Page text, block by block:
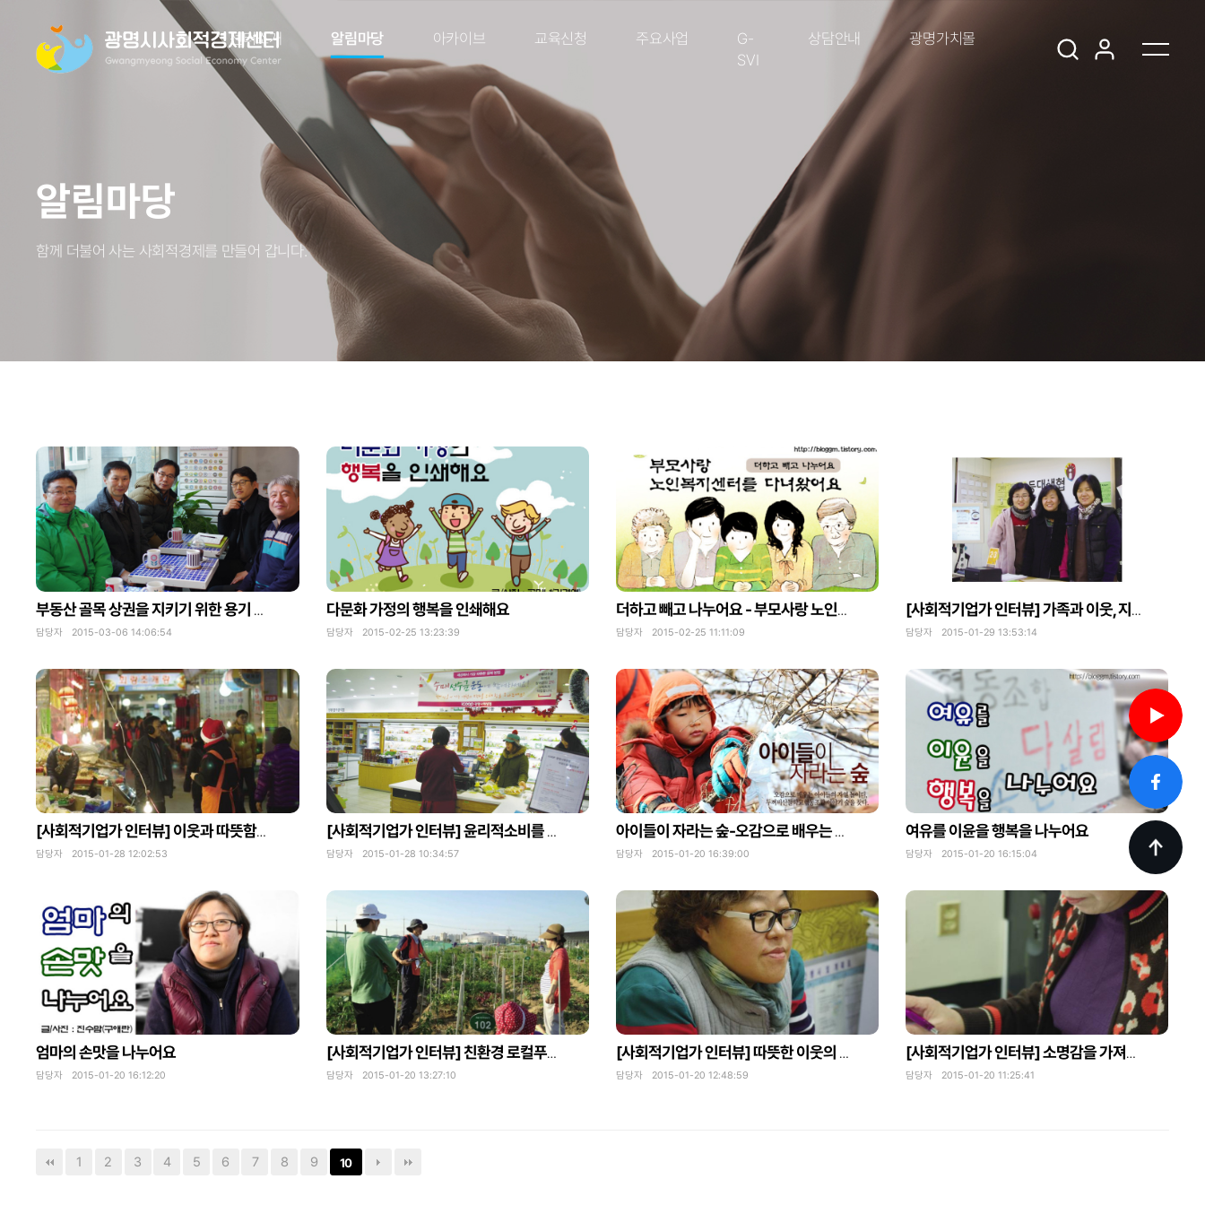
센터소개 알림마당 아카이브 교육신청 주요사업
G-
SVI
상담안내 광명가치몰
알림마당
함께 더불어 사는 사회적경제를 만들어 갑니다.
부동산 골목 상권을 지키기 위한 용기 있는 첫걸음, 온나라협동조합
담당자 2015-03-06 14:06:54
다문화 가정의 행복을 인쇄해요
담당자 2015-02-25 13:23:39
더하고 빼고 나누어요 - 부모사랑 노인복지센터를 다녀왔어요
담당자 2015-02-25 11:11:09
[사회적기업가 인터뷰] 가족과 이웃, 지역을 환히 비추는 등대처럼 (광명YMCA등대생협)
담당자 2015-01-29 13:53:14
[사회적기업가 인터뷰] 이웃과 따뜻함을 나누며 시장의 활성화를 위해 노력하는 광명전통시장협동조합
담당자 2015-01-28 12:02:53
[사회적기업가 인터뷰] 윤리적소비를 통해 생산자와 소비자가 상생하는 선순환 구조를 꿈꾸다 (광명나래아이쿱생협)
담당자 2015-01-28 10:34:57
아이들이 자라는 숲-오감으로 배우는 아이들의 자연놀이터
담당자 2015-01-20 16:39:00
여유를 이윤을 행복을 나누어요
담당자 2015-01-20 16:15:04
엄마의 손맛을 나누어요
담당자 2015-01-20 16:12:20
[사회적기업가 인터뷰] 친환경 로컬푸드 시스템을 꿈꾸는 광명텃밭보급소협동조합
담당자 2015-01-20 13:27:10
[사회적기업가 인터뷰] 따뜻한 이웃의 손맛으로 이웃을 보듬는 행원
담당자 2015-01-20 12:48:59
[사회적기업가 인터뷰] 소명감을 가져야만 보람도 행복도 따르는 일 (부모사랑노인복지센터)
담당자 2015-01-20 11:25:41
1 2 3 4 5 6 7 8 9 10